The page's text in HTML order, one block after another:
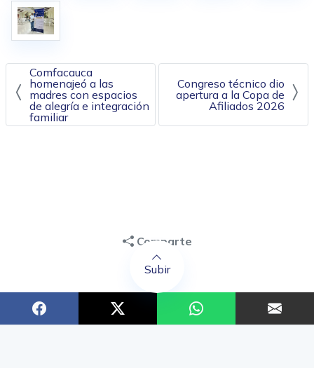
Navegación de entradas
Comfacauca
homenajeó a las
madres con espacios
de alegría e integración
familiar
Congreso técnico dio
apertura a la Copa de
Afiliados 2026
Comparte
Subir